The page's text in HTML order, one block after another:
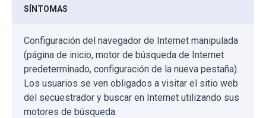
SÍNTOMAS
Configuración del navegador de Internet manipulada
(página de inicio, motor de búsqueda de Internet
predeterminado, configuración de la nueva pestaña).
Los usuarios se ven obligados a visitar el sitio web
del secuestrador y buscar en Internet utilizando sus
motores de búsqueda.